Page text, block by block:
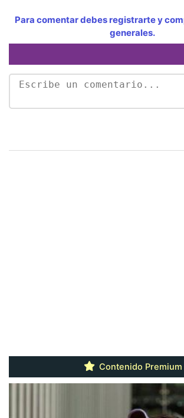
Para comentar debes registrarte y
generales.
Contenido Premium